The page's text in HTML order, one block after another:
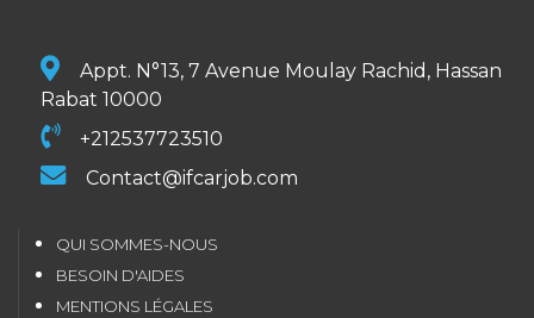
Appt. N°13, 7 Avenue Moulay Rachid, Hassan
Rabat 10000
+212537723510
Contact@ifcarjob.com
QUI SOMMES-NOUS
BESOIN D'AIDES
MENTIONS LÉGALES